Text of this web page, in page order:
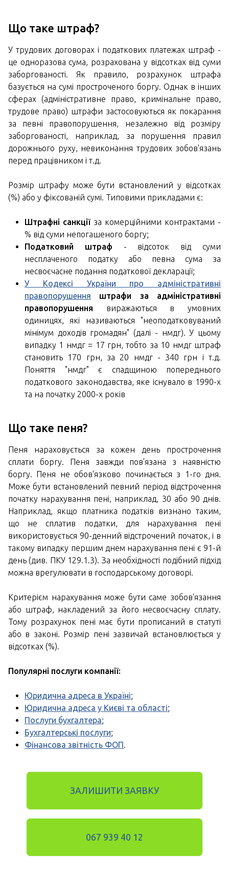
Що таке штраф?
У трудових договорах і податкових платежах штраф -
це одноразова сума, розрахована у відсотках від суми
заборгованості. Як правило, розрахунок штрафа
базується на сумі простроченого боргу. Однак в інших
сферах (адміністративне право, кримінальне право,
трудове право) штрафи застосовуються як покарання
за певні правопорушення, незалежно від розміру
заборгованості, наприклад, за порушення правил
дорожнього руху, невиконання трудових зобов'язань
перед працівником і т.д.
Розмір штрафу може бути встановлений у відсотках
(%) або у фіксованій сумі. Типовими прикладами є:
Штрафні санкції за комерційними контрактами -
% від суми непогашеного боргу;
Податковий штраф - відсоток від суми
несплаченого податку або певна сума за
несвоєчасне подання податкової декларації;
У Кодексі України про адміністративні
правопорушення штрафи за адміністративні
правопорушення виражаються в умовних
одиницях, які називаються "неоподатковуваний
мінімум доходів громадян" (далі - нмдг). У цьому
випадку 1 нмдг = 17 грн, тобто за 10 нмдг штраф
становить 170 грн, за 20 нмдг - 340 грн і т.д.
Поняття "нмдг" є спадщиною попереднього
податкового законодавства, яке існувало в 1990-х
та на початку 2000-х років
Що таке пеня?
Пеня нараховується за кожен день прострочення
сплати боргу. Пеня завжди пов'язана з наявністю
боргу. Пеня не обов'язково починається з 1-го дня.
Може бути встановлений певний період відстрочення
початку нарахування пені, наприклад, 30 або 90 днів.
Наприклад, якщо платника податків визнано таким,
що не сплатив податки, для нарахування пені
використовується 90-денний відстрочений початок, і в
такому випадку першим днем нарахування пені є 91-й
день (див. ПКУ 129.1.3). За необхідності подібний підхід
можна врегулювати в господарському договорі.
Критерієм нарахування може бути саме зобов'язання
або штраф, накладений за його несвоєчасну сплату.
Тому розрахунок пені має бути прописаний в статуті
або в законі. Розмір пені зазвичай встановлюється у
відсотках (%).
Популярні послуги компанії:
Юридична адреса в Україні;
Юридична адреса у Києві та області;
Послуги бухгалтера;
Бухгалтерські послуги;
Фінансова звітність ФОП.
ЗАЛИШИТИ ЗАЯВКУ
067 939 40 12